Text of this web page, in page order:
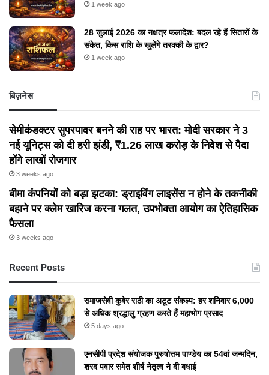
1 week ago
28 जुलाई 2026 का नक्षत्र फलादेश: बदल रहे हैं सितारों के
संकेत, किस राशि के खुलेंगे तरक्की के द्वार?
1 week ago
बिज़नेस
सेमीकंडक्टर सुपरपावर बनने की राह पर भारत: मोदी सरकार ने 3
नई यूनिट्स को दी हरी झंडी, ₹1.26 लाख करोड़ के निवेश से पैदा
होंगे लाखों रोजगार
3 weeks ago
बीमा कंपनियों को बड़ा झटका: ड्राइविंग लाइसेंस न होने के तकनीकी
बहाने पर क्लेम खारिज करना गलत, उपभोक्ता आयोग का ऐतिहासिक
फैसला
3 weeks ago
Recent Posts
समाजसेवी कुबेर राठी का अटूट संकल्प: हर शनिवार 6,000
से अधिक श्रद्धालु ग्रहण करते हैं महाभोग प्रसाद
5 days ago
एनसीपी प्रदेश संयोजक पुरुषोत्तम पाण्डेय का 54वां जन्मदिन,
शरद पवार समेत शीर्ष नेतृत्व ने दी बधाई